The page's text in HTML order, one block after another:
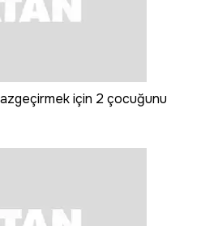
için 2 çocuğunu